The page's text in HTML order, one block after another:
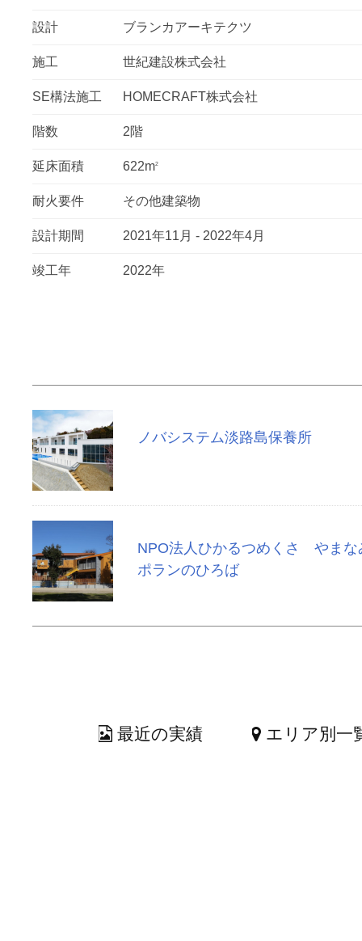
設計 ブランカアーキテクツ
施工 世紀建設株式会社
SE構法施工 HOMECRAFT株式会社
階数 2階
延床面積 622m2
耐火要件 その他建築物
設計期間 2021年11月 - 2022年4月
竣工年 2022年
ノバシステム淡路島保養所
NPO法人ひかるつめくさ やまな
ポランのひろば
最近の実績 エリア別一